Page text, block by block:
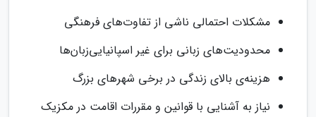
مشکلات احتمالی ناشی از تفاوت‌های فرهنگی
محدودیت‌های زبانی برای غیر اسپانیایی‌زبان‌ها
هزینه‌ی بالای زندگی در برخی شهرهای بزرگ
نیاز به آشنایی با قوانین و مقررات اقامت در مکزیک